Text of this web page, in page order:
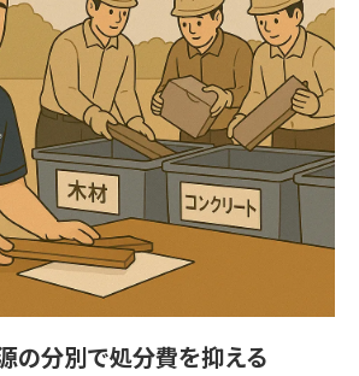
の分別で処分費を抑える